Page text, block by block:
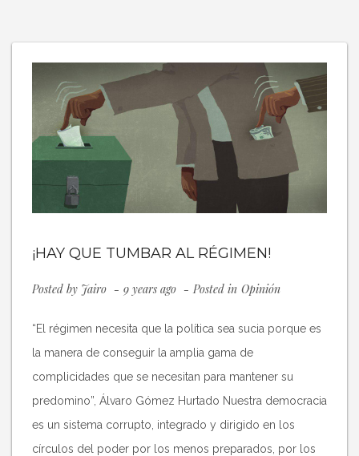
¡HAY QUE TUMBAR AL RÉGIMEN!
Posted by Jairo 9 years ago Posted in Opinión
“El régimen necesita que la política sea sucia porque es
la manera de conseguir la amplia gama de
complicidades que se necesitan para mantener su
predomino”, Álvaro Gómez Hurtado Nuestra democracia
es un sistema corrupto, integrado y dirigido en los
círculos del poder por los menos preparados, por los